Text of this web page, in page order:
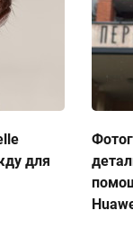
для